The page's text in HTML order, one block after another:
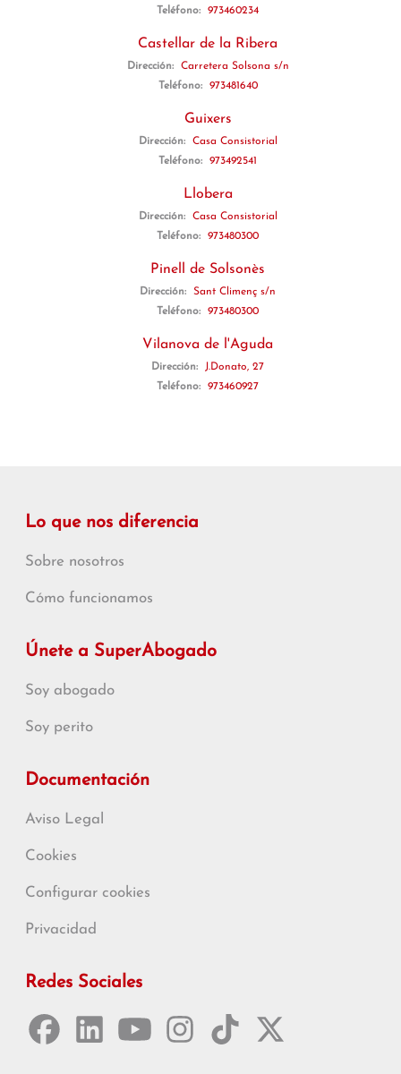
Teléfono:
973460234
Castellar de la Ribera
Dirección:
Carretera Solsona s/n
Teléfono:
973481640
Guixers
Dirección:
Casa Consistorial
Teléfono:
973492541
Llobera
Dirección:
Casa Consistorial
Teléfono:
973480300
Pinell de Solsonès
Dirección:
Sant Climenç s/n
Teléfono:
973480300
Vilanova de l'Aguda
Dirección:
J.Donato, 27
Teléfono:
973460927
Lo que nos diferencia
Sobre nosotros
Cómo funcionamos
Únete a SuperAbogado
Soy abogado
Soy perito
Documentación
Aviso Legal
Cookies
Configurar cookies
Privacidad
Redes Sociales